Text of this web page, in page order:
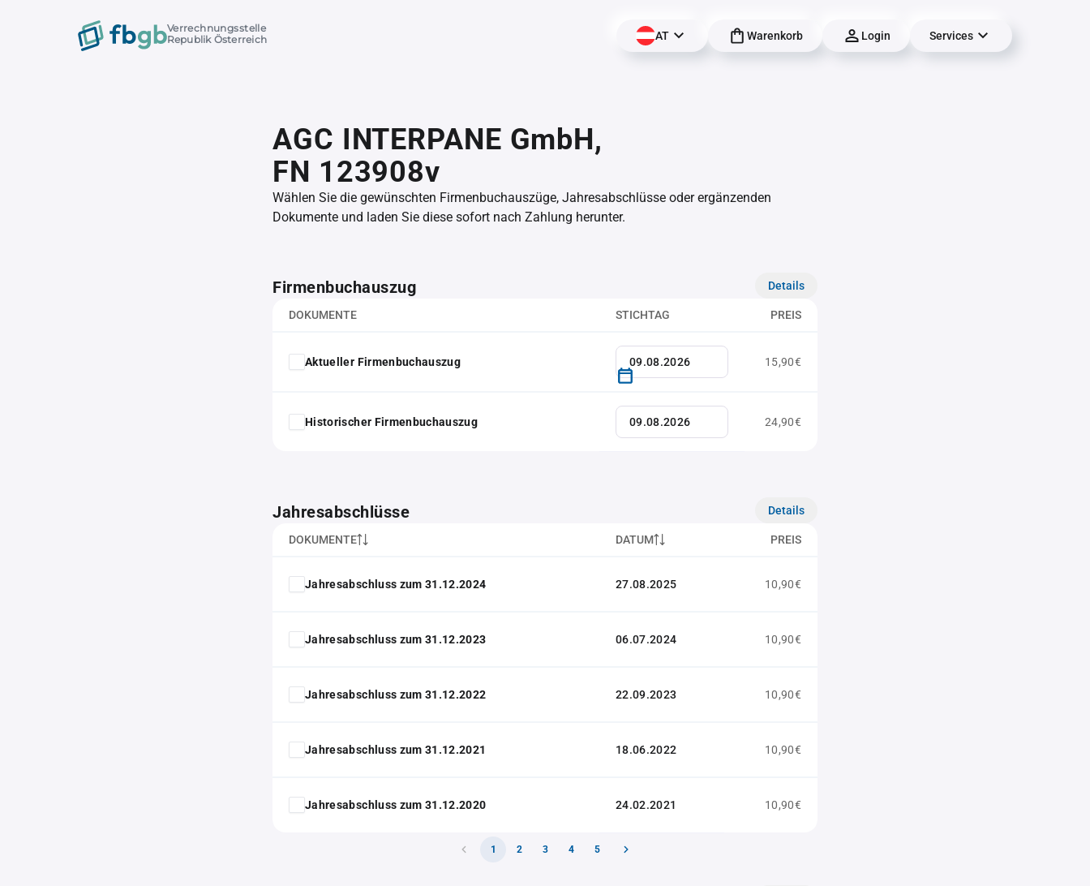
Verrechnungsstelle
Republik Österreich
AT Warenkorb Login Services
AGC INTERPANE GmbH,
FN 123908v
Wählen Sie die gewünschten Firmenbuchauszüge, Jahresabschlüsse oder ergänzenden
Dokumente und laden Sie diese sofort nach Zahlung herunter.
Firmenbuchauszug Details
DOKUMENTE STICHTAG PREIS
Aktueller Firmenbuchauszug 15,90€
Historischer Firmenbuchauszug 24,90€
Jahresabschlüsse Details
DOKUMENTE DATUM PREIS
Jahresabschluss zum 31.12.2024 27.08.2025 10,90€
Jahresabschluss zum 31.12.2023 06.07.2024 10,90€
Jahresabschluss zum 31.12.2022 22.09.2023 10,90€
Jahresabschluss zum 31.12.2021 18.06.2022 10,90€
Jahresabschluss zum 31.12.2020 24.02.2021 10,90€
1 2 3 4 5